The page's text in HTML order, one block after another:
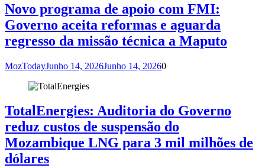
Novo programa de apoio com FMI:
Governo aceita reformas e aguarda
regresso da missão técnica a Maputo
MozTodayJunho 14, 2026Junho 14, 20260
TotalEnergies: Auditoria do Governo
reduz custos de suspensão do
Mozambique LNG para 3 mil milhões de
dólares